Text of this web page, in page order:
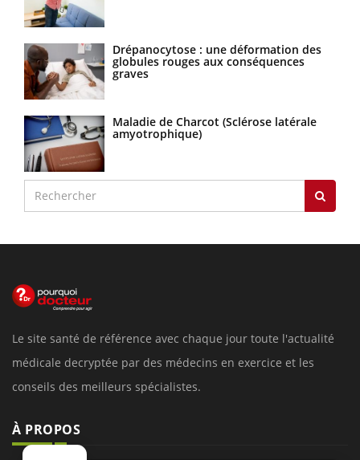
Drépanocytose : une déformation des
globules rouges aux conséquences
graves
Maladie de Charcot (Sclérose latérale
amyotrophique)
Le site santé de référence avec chaque jour toute l'actualité
médicale decryptée par des médecins en exercice et les
conseils des meilleurs spécialistes.
À PROPOS